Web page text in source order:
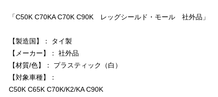
「C50K C70KA C70K C90K レッグシールド・モール 社外品」
【製造国】： タイ製
【メーカー】： 社外品
【材質/色】： プラスティック（白）
【対象車種】：
C50K C65K C70K/K2/KA C90K